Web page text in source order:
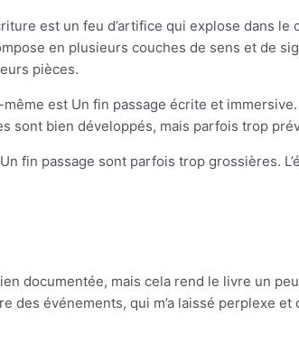
est un feu d’artifice qui explose dans
en plusieurs couches de sens et de
pièces.
est Un fin passage écrite et
sont bien développés, mais parfois trop
fin passage sont parfois trop grossières.
documentée, mais cela rend le livre un
événements, qui m’a laissé perplexe et